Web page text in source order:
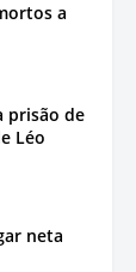
a
prisão de
Léo
neta